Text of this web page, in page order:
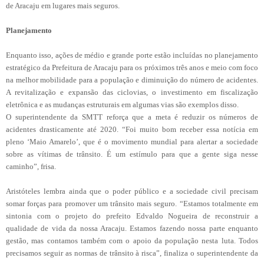
de Aracaju em lugares mais seguros.
Planejamento
Enquanto isso, ações de médio e grande porte estão incluídas no planejamento
estratégico da Prefeitura de Aracaju para os próximos três anos e meio com foco
na melhor mobilidade para a população e diminuição do número de acidentes.
A revitalização e expansão das ciclovias, o investimento em fiscalização
eletrônica e as mudanças estruturais em algumas vias são exemplos disso.
O superintendente da SMTT reforça que a meta é reduzir os números de
acidentes drasticamente até 2020. “Foi muito bom receber essa notícia em
pleno ‘Maio Amarelo’, que é o movimento mundial para alertar a sociedade
sobre as vítimas de trânsito. É um estímulo para que a gente siga nesse
caminho”, frisa.
Aristóteles lembra ainda que o poder público e a sociedade civil precisam
somar forças para promover um trânsito mais seguro. “Estamos totalmente em
sintonia com o projeto do prefeito Edvaldo Nogueira de reconstruir a
qualidade de vida da nossa Aracaju. Estamos fazendo nossa parte enquanto
gestão, mas contamos também com o apoio da população nesta luta. Todos
precisamos seguir as normas de trânsito à risca”, finaliza o superintendente da